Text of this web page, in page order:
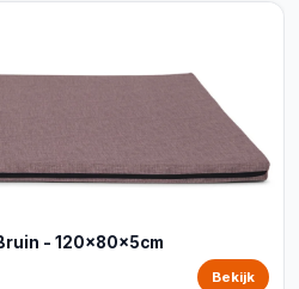
- 120x80x5cm
Bekijk